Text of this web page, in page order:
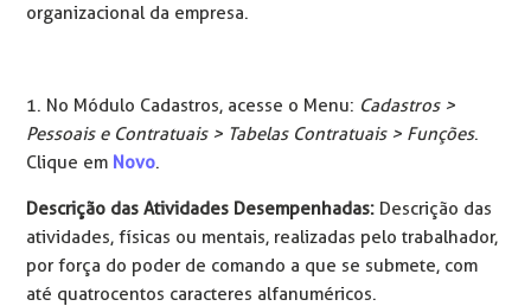
organizacional da empresa.
1. No Módulo Cadastros, acesse o Menu: Cadastros >
Pessoais e Contratuais > Tabelas Contratuais > Funções.
Clique em Novo.
Descrição das Atividades Desempenhadas: Descrição das
atividades, físicas ou mentais, realizadas pelo trabalhador,
por força do poder de comando a que se submete, com
até quatrocentos caracteres alfanuméricos.